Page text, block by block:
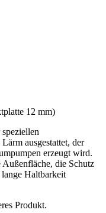
12 mm)
ausgestattet, der
erzeugt wird.
Außenfläche, die Schutz
Haltbarkeit
Produkt.